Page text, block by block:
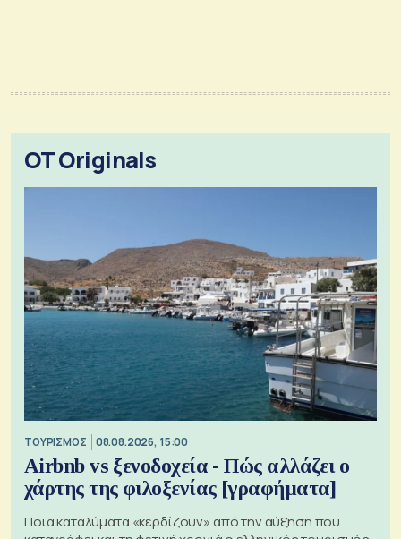
OT Originals
ΤΟΥΡΙΣΜΟΣ 08.08.2026, 15:00
Airbnb vs ξενοδοχεία - Πώς αλλάζει ο
χάρτης της φιλοξενίας [γραφήματα]
Ποια καταλύματα «κερδίζουν» από την αύξηση που